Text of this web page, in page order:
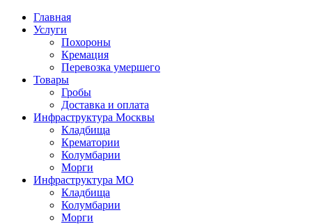
Главная
Услуги
Похороны
Кремация
Перевозка умершего
Товары
Гробы
Доставка и оплата
Инфраструктура Москвы
Кладбища
Крематории
Колумбарии
Морги
Инфраструктура МО
Кладбища
Колумбарии
Морги